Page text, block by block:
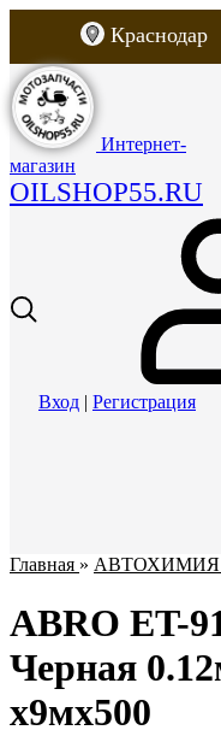
Краснодар
Интернет-
магазин
OILSHOP55.RU
Вход | Регистрация
Главная » АВТОХИМИЯ
ABRO ET-
Черная
х9мх500